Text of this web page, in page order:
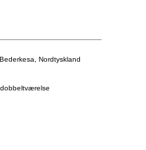
Nordtyskland